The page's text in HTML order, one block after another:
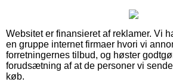
Websitet er finansieret af reklamer. Vi
en gruppe internet firmaer hvori vi
forretningernes tilbud, og høster
forudsætning af at de personer vi
køb.